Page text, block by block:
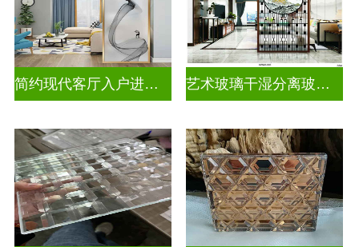
简约现代客厅入户进门遮挡玻璃背景墙 艺术玻璃干湿分离玻璃背景墙